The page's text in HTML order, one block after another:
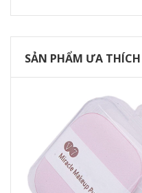
SẢN PHẨM ƯA THÍCH